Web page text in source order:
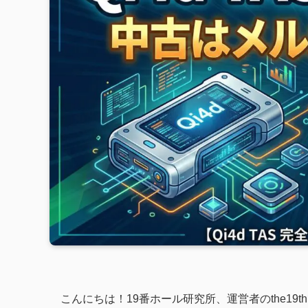
こんにちは！19番ホール研究所、運営者の